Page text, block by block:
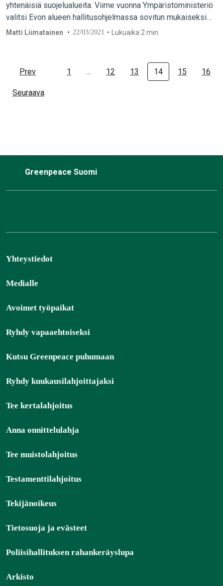
yhtenäisiä suojelualueita. Viime vuonna Ympäristöministeriö
valitsi Evon alueen hallitusohjelmassa sovitun mukaiseksi
uudeksi kansallispuistokohteeksi. Nyt Evolla kuitenkin…
Matti Liimatainen 22/03/2021 Lukuaika 2 min
Prev 1 … 12 13 14 15 16
Seuraava
Greenpeace Suomi
Yhteystiedot
Medialle
Avoimet työpaikat
Ryhdy vapaaehtoiseksi
Kutsu Greenpeace puhumaan
Ryhdy kuukausilahjoittajaksi
Tee kertalahjoitus
Anna onnittelulahja
Tee muistolahjoitus
Testamenttilahjoitus
Tekijänoikeus
Tietosuoja ja evästeet
Poliisihallituksen rahankeräyslupa
Arkisto